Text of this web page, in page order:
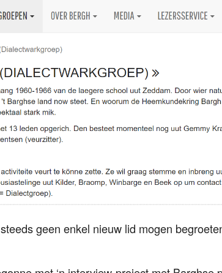
geen enkel nieuw lid mogen